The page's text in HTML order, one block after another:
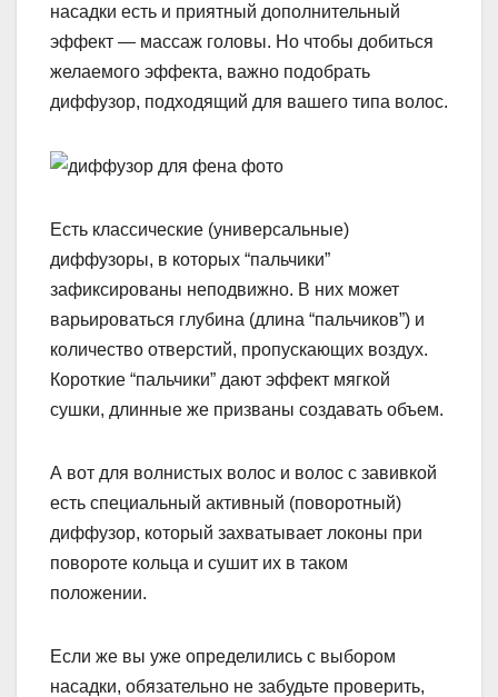
насадки есть и приятный дополнительный
эффект — массаж головы. Но чтобы добиться
желаемого эффекта, важно подобрать
диффузор, подходящий для вашего типа волос.
Есть классические (универсальные)
диффузоры, в которых “пальчики”
зафиксированы неподвижно. В них может
варьироваться глубина (длина “пальчиков”) и
количество отверстий, пропускающих воздух.
Короткие “пальчики” дают эффект мягкой
сушки, длинные же призваны создавать объем.
А вот для волнистых волос и волос с завивкой
есть специальный активный (поворотный)
диффузор, который захватывает локоны при
повороте кольца и сушит их в таком
положении.
Если же вы уже определились с выбором
насадки, обязательно не забудьте проверить,